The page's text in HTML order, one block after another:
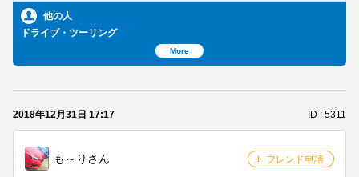
他の人
ドライブ・ツーリング
More
2018年12月31日 17:17 ID : 5311
も～りさん フレンド申請